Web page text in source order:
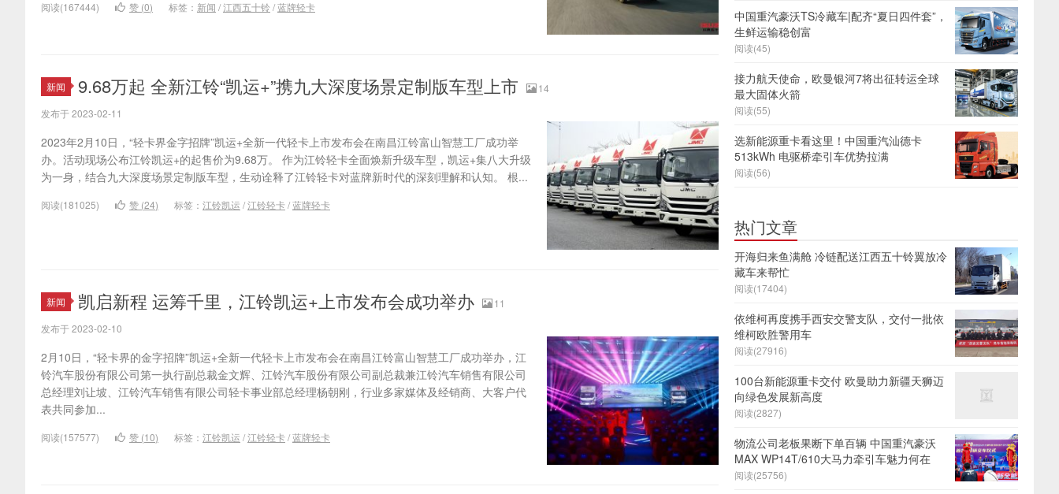
阅读(167444) 赞 (0) 标签： 新闻 /江西五十铃/蓝牌轻卡
新闻 9.68万起 全新江铃“凯运+”携九大深度场景定制版车型上市
14
发布于 2023-02-11
2023年2月10日，“轻卡界金字招牌”凯运+全新一代轻卡上市发布会在南昌江铃富山智慧工厂成功举
办。活动现场公布江铃凯运+的起售价为9.68万。 作为江铃轻卡全面焕新升级车型，凯运+集八大升级
为一身，结合九大深度场景定制版车型，生动诠释了江铃轻卡对蓝牌新时代的深刻理解和认知。 根...
阅读(181025) 赞 (24) 标签： 江铃凯运 /江铃轻卡/蓝牌轻卡
新闻 凯启新程 运筹千里，江铃凯运+上市发布会成功举办
11
发布于 2023-02-10
2月10日，“轻卡界的金字招牌”凯运+全新一代轻卡上市发布会在南昌江铃富山智慧工厂成功举办，江
铃汽车股份有限公司第一执行副总裁金文辉、江铃汽车股份有限公司副总裁兼江铃汽车销售有限公司
总经理刘让坡、江铃汽车销售有限公司轻卡事业部总经理杨朝刚，行业多家媒体及经销商、大客户代
表共同参加...
阅读(157577) 赞 (10) 标签： 江铃凯运 /江铃轻卡/蓝牌轻卡
中国重汽豪沃TS冷藏车|配齐“夏日四件套”，
生鲜运输稳创富
阅读(45)
接力航天使命，欧曼银河7将出征转运全球
最大固体火箭
阅读(55)
选新能源重卡看这里！中国重汽汕德卡
513kWh 电驱桥牵引车优势拉满
阅读(56)
热门文章
开海归来鱼满舱 冷链配送江西五十铃翼放冷
藏车来帮忙
阅读(17404)
依维柯再度携手西安交警支队，交付一批依
维柯欧胜警用车
阅读(27916)
100台新能源重卡交付 欧曼助力新疆天狮迈
向绿色发展新高度
阅读(2827)
物流公司老板果断下单百辆 中国重汽豪沃
MAX WP14T/610大马力牵引车魅力何在
阅读(25756)